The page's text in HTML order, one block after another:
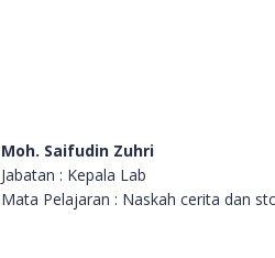
Moh. Saifudin Zuhri
Jabatan : Kepala Lab
Mata Pelajaran : Naskah cerita dan